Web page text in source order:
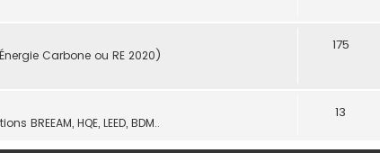
Carbone ou RE 2020)
175
HQE, LEED, BDM..
13